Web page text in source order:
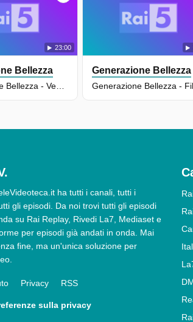
23:00
Bellezza Generazione Bellezza
ha tutti i canali, tutti i
gli episodi. Da noi trovi tutti gli episodi
su Rai Replay, Rivedi La7, Mediaset e
per episodi già andati in onda. Mai
fine, ma un'unica soluzione per
Privacy RSS
sulla privacy